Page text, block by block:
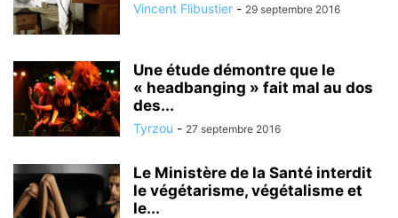
Vincent Flibustier - 29 septembre 2016
Une étude démontre que le
« headbanging » fait mal au dos
des...
Tyrzou - 27 septembre 2016
Le Ministère de la Santé interdit
le végétarisme, végétalisme et
le...